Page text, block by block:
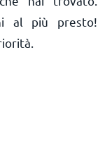
al più presto!